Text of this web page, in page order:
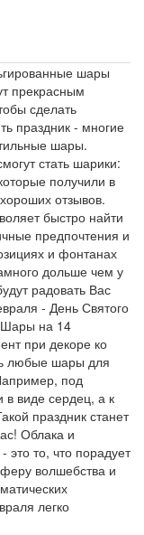
шары
прекрасным
сделать
праздник - многие
шары.
стать шарики:
получили в
отзывов.
быстро найти
предпочтения и
и фонтанах
дольше чем у
радовать Вас
- День Святого
Шары на 14
при декоре ко
любые шары для
под
в виде сердец, а к
праздник станет
Облака и
то, что порадует
волшебства и
легко